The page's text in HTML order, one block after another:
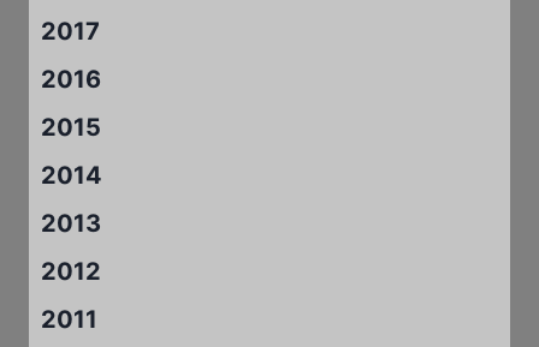
2017
2016
2015
2014
2013
2012
2011